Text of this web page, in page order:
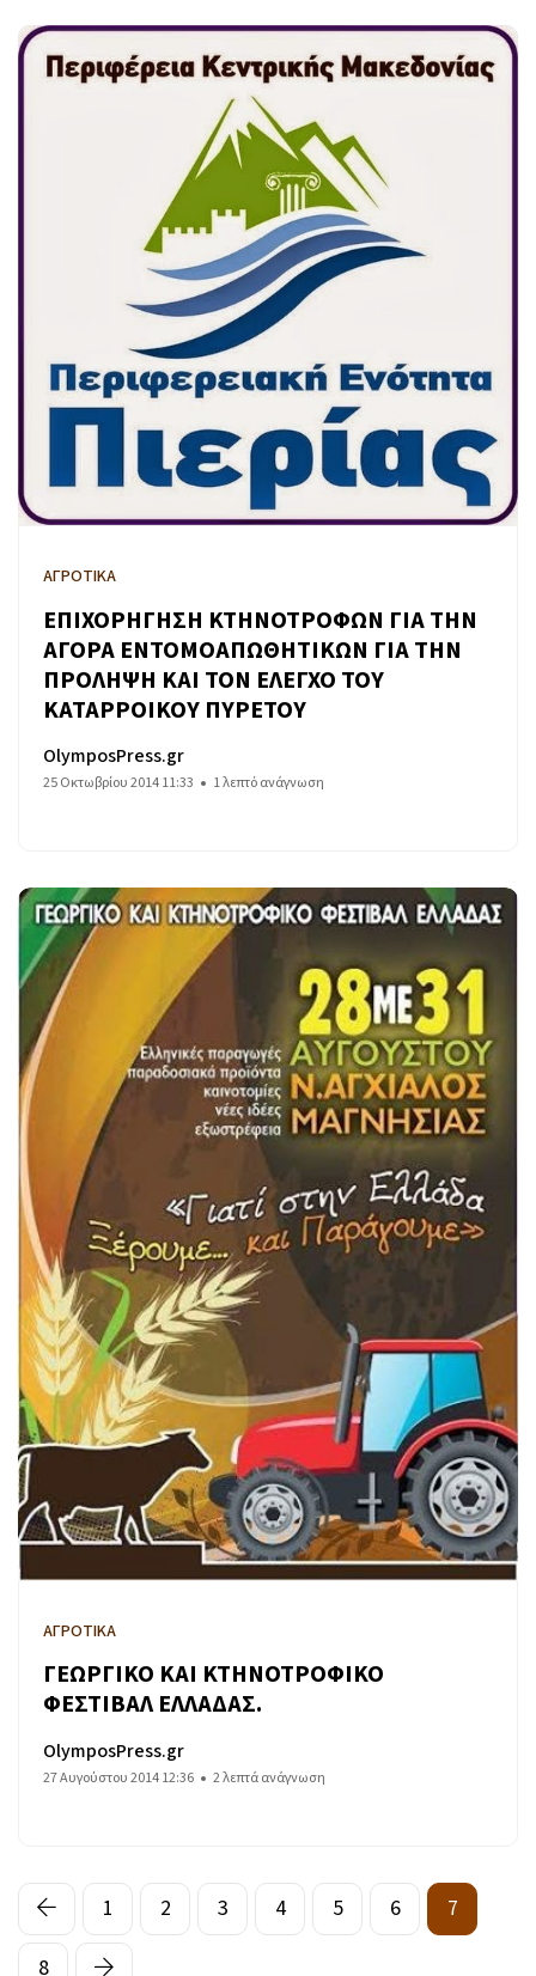
ΑΓΡΟΤΙΚΑ
ΕΠΙΧΟΡΗΓΗΣΗ ΚΤΗΝΟΤΡΟΦΩΝ ΓΙΑ ΤΗΝ
ΑΓΟΡΑ ΕΝΤΟΜΟΑΠΩΘΗΤΙΚΩΝ ΓΙΑ ΤΗΝ
ΠΡΟΛΗΨΗ ΚΑΙ ΤΟΝ ΕΛΕΓΧΟ ΤΟΥ
ΚΑΤΑΡΡΟΙΚΟΥ ΠΥΡΕΤΟΥ
OlymposPress.gr
25 Οκτωβρίου 2014 11:33 1 λεπτό ανάγνωση
ΑΓΡΟΤΙΚΑ
ΓΕΩΡΓΙΚΟ ΚΑΙ ΚΤΗΝΟΤΡΟΦΙΚΟ
ΦΕΣΤΙΒΑΛ ΕΛΛΑΔΑΣ.
OlymposPress.gr
27 Αυγούστου 2014 12:36 2 λεπτά ανάγνωση
1 2 3 4 5 6
7
8